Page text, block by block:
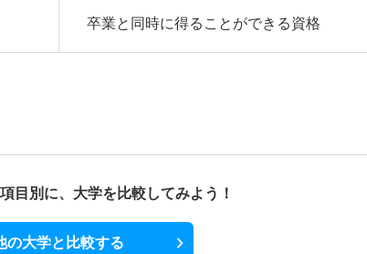
卒業と同時に得ることができる資格
目別に、 大学を比較してみよう！
の大学と比較する